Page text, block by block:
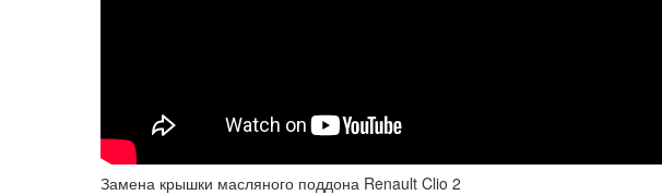
Замена крышки масляного поддона Renault Clio 2